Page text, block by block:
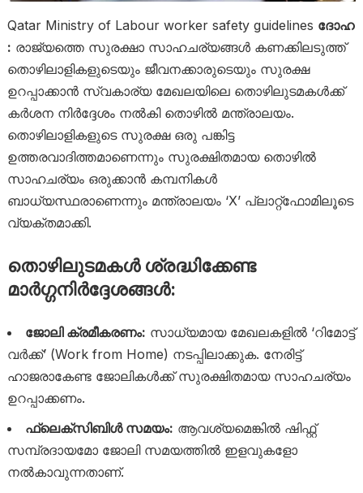
Qatar Ministry of Labour worker safety guidelines ദോഹ
: രാജ്യത്തെ സുരക്ഷാ സാഹചര്യങ്ങൾ കണക്കിലടുത്ത്
തൊഴിലാളികളുടെയും ജീവനക്കാരുടെയും സുരക്ഷ
ഉറപ്പാക്കാൻ സ്വകാര്യ മേഖലയിലെ തൊഴിലുടമകൾക്ക്
കർശന നിർദ്ദേശം നൽകി തൊഴിൽ മന്ത്രാലയം.
തൊഴിലാളികളുടെ സുരക്ഷ ഒരു പങ്കിട്ട
ഉത്തരവാദിത്തമാണെന്നും സുരക്ഷിതമായ തൊഴിൽ
സാഹചര്യം ഒരുക്കാൻ കമ്പനികൾ
ബാധ്യസ്ഥരാണെന്നും മന്ത്രാലയം ‘X’ പ്ലാറ്റ്‌ഫോമിലൂടെ
വ്യക്തമാക്കി.
തൊഴിലുടമകൾ ശ്രദ്ധിക്കേണ്ട
മാർഗ്ഗനിർദ്ദേശങ്ങൾ:
ജോലി ക്രമീകരണം: സാധ്യമായ മേഖലകളിൽ ‘റിമോട്ട്
വർക്ക്’ (Work from Home) നടപ്പിലാക്കുക. നേരിട്ട്
ഹാജരാകേണ്ട ജോലികൾക്ക് സുരക്ഷിതമായ സാഹചര്യം
ഉറപ്പാക്കണം.
ഫ്ലെക്സിബിൾ സമയം: ആവശ്യമെങ്കിൽ ഷിഫ്റ്റ്
സമ്പ്രദായമോ ജോലി സമയത്തിൽ ഇളവുകളോ
നൽകാവുന്നതാണ്.